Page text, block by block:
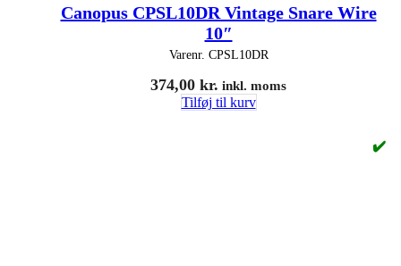
Canopus CPSL10DR Vintage Snare Wire
10″
Varenr. CPSL10DR
374,00 kr. inkl. moms
Tilføj til kurv
✔️